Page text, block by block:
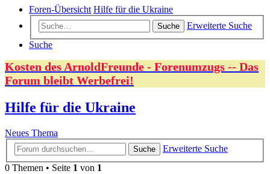
Foren-Übersicht Hilfe für die Ukraine
Suche
Erweiterte Suche
Suche
Kosten des ArnoldFreunde - Forenumzugs -- Das
Forum bleibt Werbefrei!
Hilfe für die Ukraine
Neues Thema
Suche
Erweiterte Suche
0 Themen • Seite 1 von 1